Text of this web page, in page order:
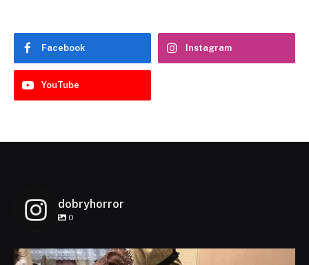
Facebook Instagram
YouTube
dobryhorror
0
dobryhorror